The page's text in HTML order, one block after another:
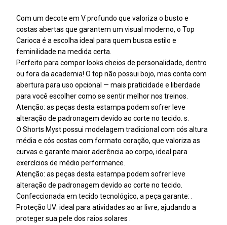
Com um decote em V profundo que valoriza o busto e
costas abertas que garantem um visual moderno, o Top
Carioca é a escolha ideal para quem busca estilo e
feminilidade na medida certa.
Perfeito para compor looks cheios de personalidade, dentro
ou fora da academia! O top não possui bojo, mas conta com
abertura para uso opcional — mais praticidade e liberdade
para você escolher como se sentir melhor nos treinos.
Atenção: as peças desta estampa podem sofrer leve
alteração de padronagem devido ao corte no tecido. s.
O Shorts Myst possui modelagem tradicional com cós altura
média e cós costas com formato coração, que valoriza as
curvas e garante maior aderência ao corpo, ideal para
exercícios de médio performance.
Atenção: as peças desta estampa podem sofrer leve
alteração de padronagem devido ao corte no tecido.
Confeccionada em tecido tecnológico, a peça garante: .
Proteção UV: ideal para atividades ao ar livre, ajudando a
proteger sua pele dos raios solares .